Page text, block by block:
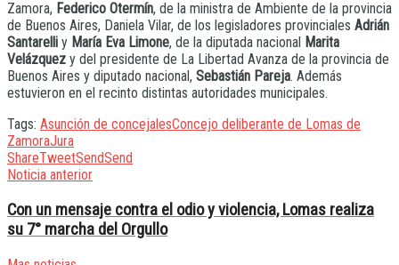
Zamora, Federico Otermín, de la ministra de Ambiente de la provincia
de Buenos Aires, Daniela Vilar, de los legisladores provinciales Adrián
Santarelli y María Eva Limone, de la diputada nacional Marita
Velázquez y del presidente de La Libertad Avanza de la provincia de
Buenos Aires y diputado nacional, Sebastián Pareja. Además
estuvieron en el recinto distintas autoridades municipales.
Tags: Asunción de concejalesConcejo deliberante de Lomas de
ZamoraJura
ShareTweetSendSend
Noticia anterior
Con un mensaje contra el odio y violencia, Lomas realiza
su 7° marcha del Orgullo